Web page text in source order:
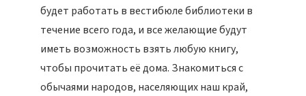
будет работать в вестибюле библиотеки в
течение всего года, и все желающие будут
иметь возможность взять любую книгу,
чтобы прочитать её дома. Знакомиться с
обычаями народов, населяющих наш край,